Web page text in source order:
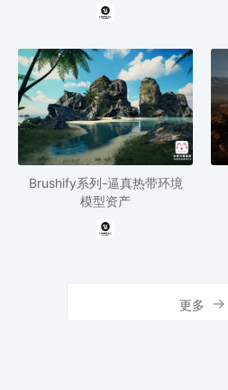
Brushify系列-逼真热带环境
模型资产
更多